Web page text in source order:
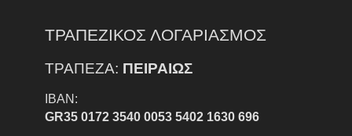
ΤΡΑΠΕΖΙΚΟΣ ΛΟΓΑΡΙΑΣΜΟΣ
ΤΡΑΠΕΖΑ: ΠΕΙΡΑΙΩΣ
IBAN:
GR35 0172 3540 0053 5402 1630 696